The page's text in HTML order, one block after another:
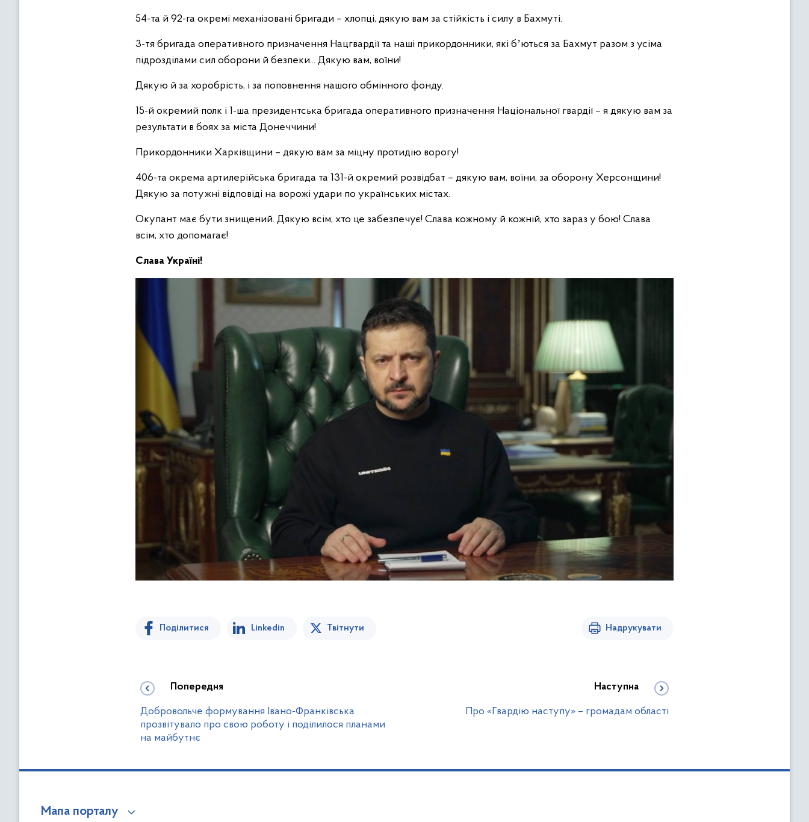
54-та й 92-га окремі механізовані бригади – хлопці, дякую вам за стійкість і силу в Бахмуті.
3-тя бригада оперативного призначення Нацгвардії та наші прикордонники, які бʼються за Бахмут разом з усіма
підрозділами сил оборони й безпеки... Дякую вам, воїни!
Дякую й за хоробрість, і за поповнення нашого обмінного фонду.
15-й окремий полк і 1-ша президентська бригада оперативного призначення Національної гвардії – я дякую вам за
результати в боях за міста Донеччини!
Прикордонники Харківщини – дякую вам за міцну протидію ворогу!
406-та окрема артилерійська бригада та 131-й окремий розвідбат – дякую вам, воїни, за оборону Херсонщини!
Дякую за потужні відповіді на ворожі удари по українських містах.
Окупант має бути знищений. Дякую всім, хто це забезпечує! Слава кожному й кожній, хто зараз у бою! Слава
всім, хто допомагає!
Слава Україні!
Поділитися Linkedin Твітнути Надрукувати
Попередня
Добровольче формування Івано-Франківська
прозвітувало про свою роботу і поділилося планами
на майбутнє
Наступна
Про «Гвардію наступу» – громадам області
Мапа порталу